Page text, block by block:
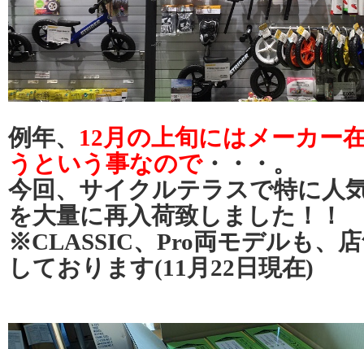
例年、 12月の上旬にはメーカー
うという事なので・・・。
今回、サイクルテラスで特に人
を大量に再入荷致しました！！
※CLASSIC、Pro両モデルも、
しております(11月22日現在)